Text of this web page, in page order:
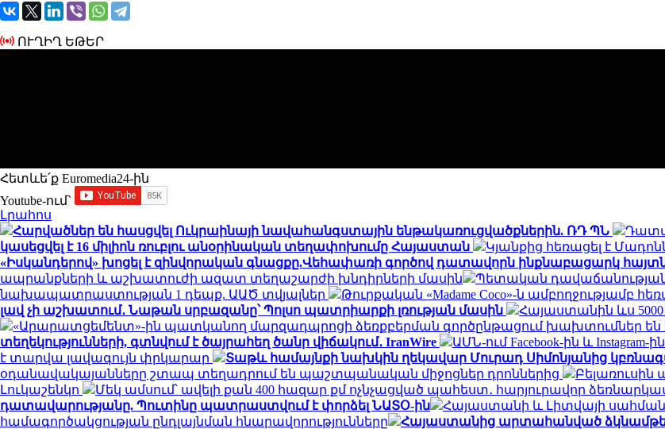
ՈՒՂԻՂ ԵԹԵՐ
Հետևե՛ք Euromedia24-ին
Youtube-ում`
Լրահոս
Հարվածներ են հասցվել Ուկրաինայի նավահանգստային ենթակառուցվածքներին. ՌԴ ՊՆ
կասեցվել է 16 միլիոն ռուբլու անօրինական տեղափոխումը Հայաստան
Կյանքից հեռացել է
«Իսկանդերով» խոցել է զինվորական գնացքը.Վեհափառի գործով դատավորն ինքնաբացարկ
ապրանքների և աշխատուժի ազատ տեղաշարժի խնդիրների մասին
Պետական դավաճանության
նախապատրաստության 1 դեպք. ԱԱԾ տվյալներ
Թուրքական «Madame Coco»-ն ամբողջությամբ
լավ չի աշխատում․ Նաթան սրբազանը՝ Պոլսո պատրիարքի լռության մասին
Հայաստանին ևս
«Արարատցեմենտ»-ին պատկանող մարզադպրոցի ձեռքբերման գործընթացում խախտումներ են
տեղեկությունների, գտնվում է ծայրահեղ ծանր վիճակում․ IranWire
ԱՄՆ-ում Facebook-ին և Instagram-
է տարվա լավագույն փրկարար
Տաթև համայնքի նախկին ղեկավար Մուրադ Սիմոնյանից
օդանավակայանները շտապ տեղադրում են պաշտպանական միջոցներ դրոններից
Լուկաշենկո
Մեկ ամսում՝ ավելի քան 400 հազար քմ ոչնչացված պահեստ․ հարյուրավոր
դատավարությանը. Պուտինը պատրաստվում է փորձել ՆԱՏՕ-ին
Հայաստանի և Լիտվայի
համագործակցության ընդլայնման հնարավորությունները
Հայաստանից արտահանված